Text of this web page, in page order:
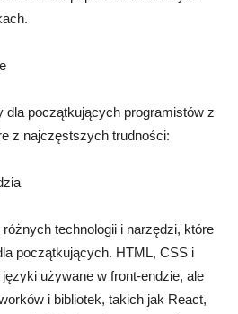
dla początkujących programistów z
z najczęstszych trudności:
technologii i narzędzi, które
początkujących. HTML, CSS i
używane w front-endzie, ale
i bibliotek, takich jak React,